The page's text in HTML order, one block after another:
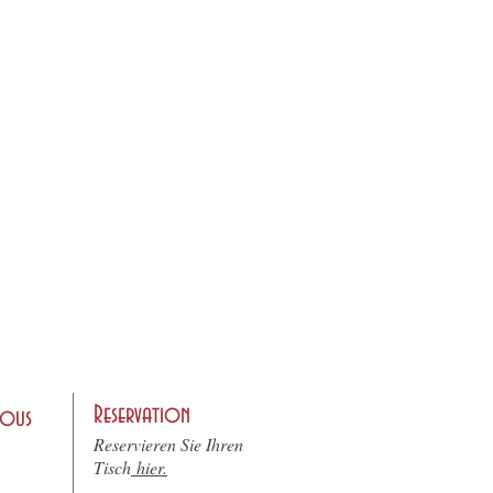
Reservation
Reservieren Sie Ihren
Tisch hier.